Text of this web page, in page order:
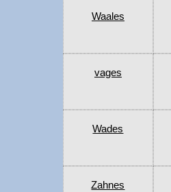
Waales
vages
Wades
Zahnes